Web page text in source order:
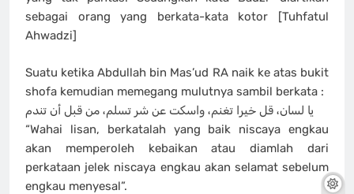
sebagai orang yang berkata-kata kotor [Tuhfatul
Ahwadzi]
Suatu ketika Abdullah bin Mas’ud RA naik ke atas bukit
shofa kemudian memegang mulutnya sambil berkata :
يا لسان، قل خيرا تغنم، واسكت عن شر تسلم، من قبل أن تندم
“Wahai lisan, berkatalah yang baik niscaya engkau
akan memperoleh kebaikan atau diamlah dari
perkataan jelek niscaya engkau akan selamat sebelum
engkau menyesal”.